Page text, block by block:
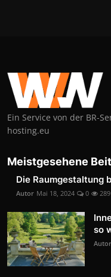
Ein Service von der BR-
hosting.eu
Meistgesehene
Die Raumgestaltung
Autor Mai 18, 2024 0 289
so
Autor